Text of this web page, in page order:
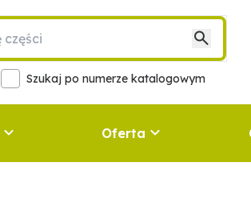
Szukaj po numerze katalogowym
Oferta